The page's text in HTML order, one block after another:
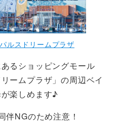
ルスドリームプラザ
るショッピングモール
リームプラザ」の周辺ベイ
楽しめます♪
伴NGのため注意！